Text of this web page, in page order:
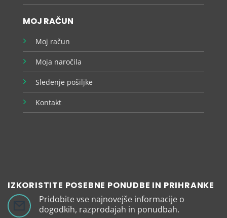
MOJ RAČUN
Moj račun
Moja naročila
Sledenje pošiljke
Kontakt
IZKORISTITE POSEBNE PONUDBE IN PRIHRANKE
Pridobite vse najnovejše informacije o
dogodkih, razprodajah in ponudbah.